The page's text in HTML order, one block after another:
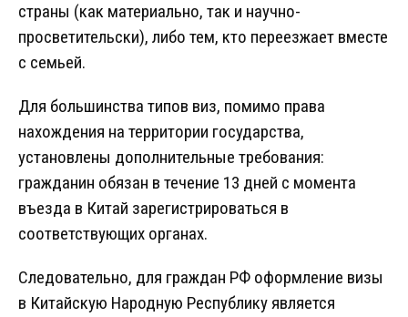
страны (как материально, так и научно-
просветительски), либо тем, кто переезжает вместе
с семьей.
Для большинства типов виз, помимо права
нахождения на территории государства,
установлены дополнительные требования:
гражданин обязан в течение 13 дней с момента
въезда в Китай зарегистрироваться в
соответствующих органах.
Следовательно, для граждан РФ оформление визы
в Китайскую Народную Республику является